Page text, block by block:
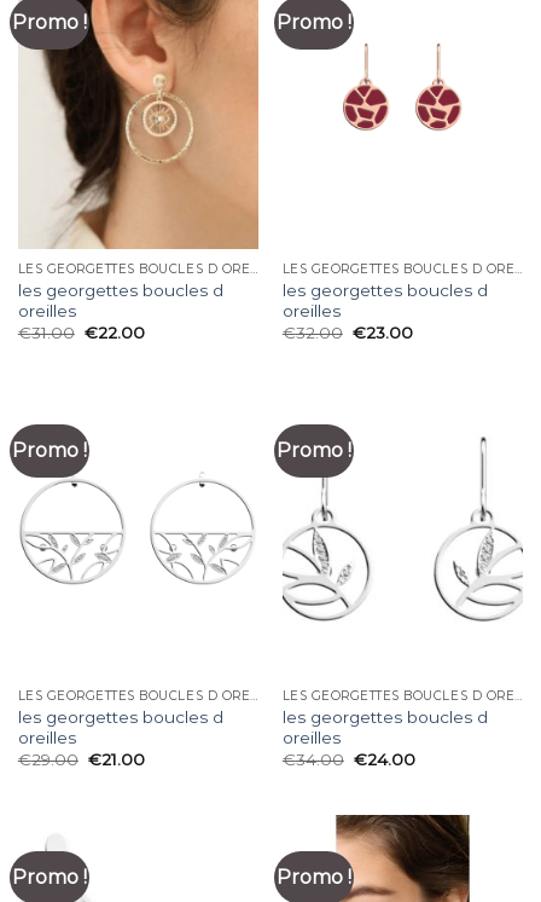
Promo !
LES GEORGETTES BOUCLES D OREILLES
les georgettes boucles d
oreilles
€31.00 €22.00
Promo !
LES GEORGETTES BOUCLES D OREILLES
les georgettes boucles d
oreilles
€32.00 €23.00
Promo !
LES GEORGETTES BOUCLES D OREILLES
les georgettes boucles d
oreilles
€29.00 €21.00
Promo !
LES GEORGETTES BOUCLES D OREILLES
les georgettes boucles d
oreilles
€34.00 €24.00
Promo ! Promo !